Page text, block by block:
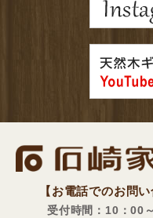
【お電話でのお問
受付時間：10：00